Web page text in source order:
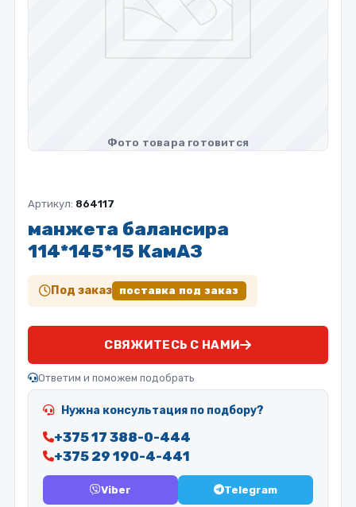
Артикул: 864117
манжета балансира
114*145*15 КамАЗ
Под заказ поставка под заказ
СВЯЖИТЕСЬ С НАМИ
Ответим и поможем подобрать
Нужна консультация по подбору?
+375 17 388-0-444
+375 29 190-4-441
Viber Telegram